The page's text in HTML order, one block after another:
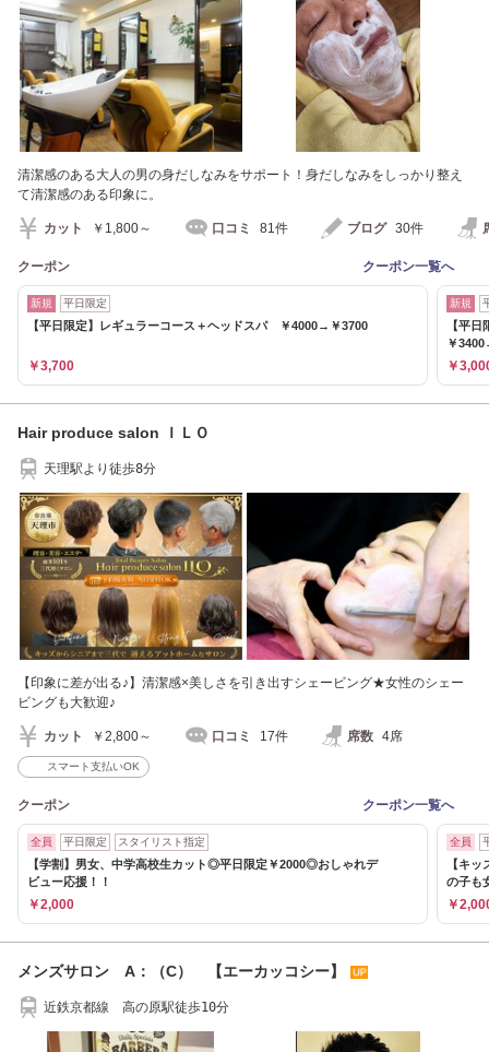
清潔感のある大人の男の身だしなみをサポート！身だしなみをしっかり整え
て清潔感のある印象に。
カット ￥1,800～ 口コミ 81件 ブログ 30件
クーポン クーポン一覧へ
新規 平日限定
【平日限定】レギュラーコース＋ヘッドスパ ￥4000→￥3700
￥3,700
新規
【平
￥
￥
Hair produce salon ＩＬＯ
天理駅より徒歩8分
【印象に差が出る♪】清潔感×美しさを引き出すシェービング★女性のシェー
ビングも大歓迎♪
カット ￥2,800～ 口コミ 17件 席数 4席
スマート支払いOK
クーポン クーポン一覧へ
全員 平日限定 スタイリスト指定
【学割】男女、中学高校生カット◎平日限定￥2000◎おしゃれデ
ビュー応援！！
￥2,000
全員
【キ
の子も
￥
メンズサロン A：（C） 【エーカッコシー】
近鉄京都線 高の原駅徒歩10分